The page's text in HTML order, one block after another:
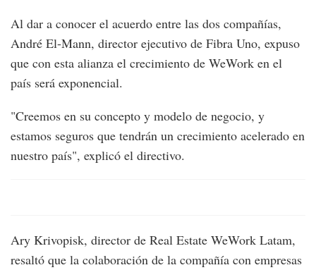
Al dar a conocer el acuerdo entre las dos compañías,
André El-Mann, director ejecutivo de Fibra Uno, expuso
que con esta alianza el crecimiento de WeWork en el
país será exponencial.
"Creemos en su concepto y modelo de negocio, y
estamos seguros que tendrán un crecimiento acelerado en
nuestro país", explicó el directivo.
Ary Krivopisk, director de Real Estate WeWork Latam,
resaltó que la colaboración de la compañía con empresas